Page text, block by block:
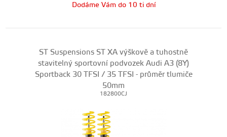
Dodáme Vám do 10 ti dní
ST Suspensions ST XA výškově a tuhostně
stavitelný sportovní podvozek Audi A3 (8Y)
Sportback 30 TFSI / 35 TFSI - průměr tlumiče
50mm
182800CJ